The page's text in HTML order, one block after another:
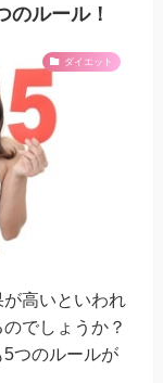
のルール！
ダイエット
高いといわれ
でしょうか？
つのルールが